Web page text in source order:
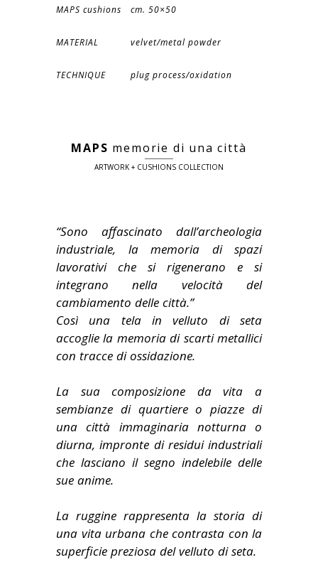
MAPS cushions cm. 50×50
MATERIAL velvet/metal powder
TECHNIQUE plug process/oxidation
MAPS memorie di una città
ARTWORK + CUSHIONS COLLECTION
“Sono affascinato dall’archeologia
industriale, la memoria di spazi
lavorativi che si rigenerano e si
integrano nella velocità del
cambiamento delle città.”
Così una tela in velluto di seta
accoglie la memoria di scarti metallici
con tracce di ossidazione.
La sua composizione da vita a
sembianze di quartiere o piazze di
una città immaginaria notturna o
diurna, impronte di residui industriali
che lasciano il segno indelebile delle
sue anime.
La ruggine rappresenta la storia di
una vita urbana che contrasta con la
superficie preziosa del velluto di seta.